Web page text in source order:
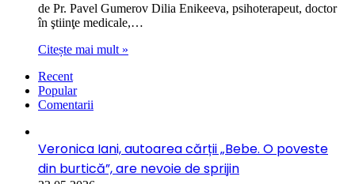
de Pr. Pavel Gumerov Dilia Enikeeva, psihoterapeut, doctor
în ştiinţe medicale,…
Citește mai mult »
Recent
Popular
Comentarii
Veronica Iani, autoarea cărții „Bebe. O poveste
din burtică”, are nevoie de sprijin